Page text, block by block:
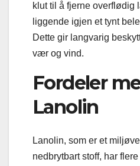
klut til å fjerne overflødig
liggende igjen et tynt
Dette gir langvarig
vær og vind.
Fordeler
Lanolin
Lanolin, som er et
nedbrytbart stoff, har